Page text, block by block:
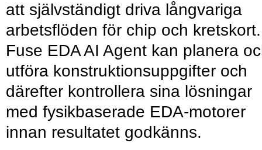
att självständigt driva långvariga
arbetsflöden för chip och kretskort.
Fuse EDA AI Agent kan planera
utföra konstruktionsuppgifter och
därefter kontrollera sina lösningar
med fysikbaserade EDA-motorer
innan resultatet godkänns.